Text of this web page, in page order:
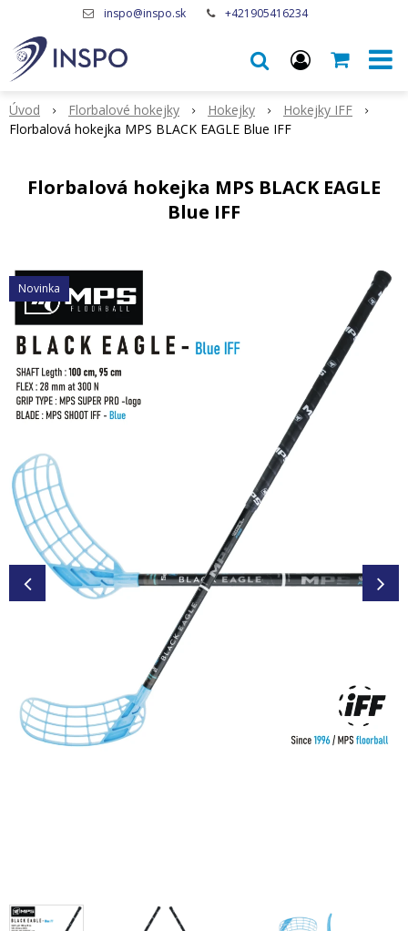
inspo@inspo.sk +421905416234
Úvod Florbalové hokejky Hokejky
Hokejky IFF
Florbalová hokejka MPS BLACK EAGLE Blue IFF
Florbalová hokejka MPS BLACK EAGLE
Blue IFF
Novinka